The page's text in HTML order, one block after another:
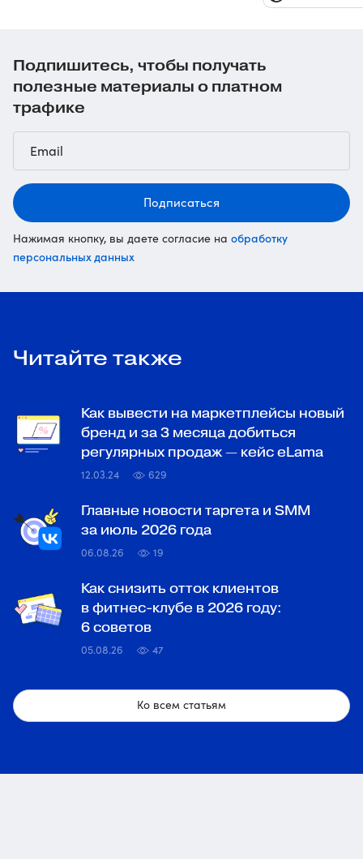
Подпишитесь, чтобы получать
полезные материалы о платном
трафике
Подписаться
Нажимая кнопку, вы даете согласие на обработку
персональных данных
Читайте также
Как вывести на маркетплейсы новый
бренд и за 3 месяца добиться
регулярных продаж — кейс eLama
12.03.24 629
Главные новости таргета и SMM
за июль 2026 года
06.08.26 19
Как снизить отток клиентов
в фитнес-клубе в 2026 году:
6 советов
05.08.26 47
Ко всем статьям